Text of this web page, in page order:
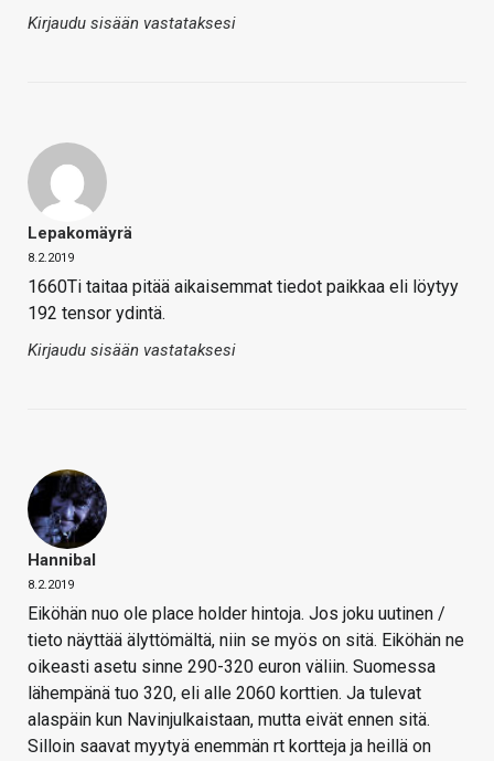
Kirjaudu sisään vastataksesi
Lepakomäyrä
8.2.2019
1660Ti taitaa pitää aikaisemmat tiedot paikkaa eli löytyy
192 tensor ydintä.
Kirjaudu sisään vastataksesi
Hannibal
8.2.2019
Eiköhän nuo ole place holder hintoja. Jos joku uutinen /
tieto näyttää älyttömältä, niin se myös on sitä. Eiköhän ne
oikeasti asetu sinne 290-320 euron väliin. Suomessa
lähempänä tuo 320, eli alle 2060 korttien. Ja tulevat
alaspäin kun Navinjulkaistaan, mutta eivät ennen sitä.
Silloin saavat myytyä enemmän rt kortteja ja heillä on